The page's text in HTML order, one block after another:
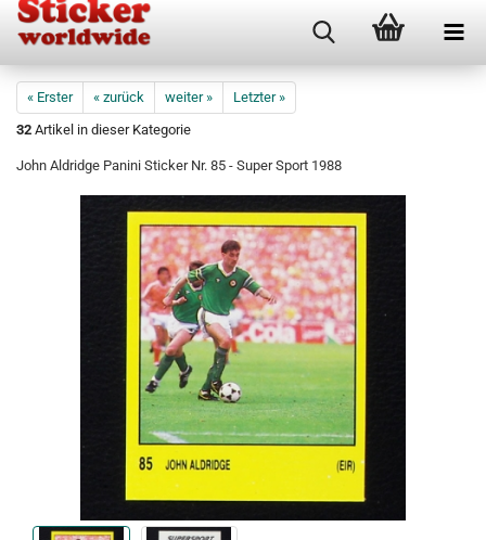
« Erster « zurück weiter »
Letzter »
32 Artikel in dieser Kategorie
John Aldridge Panini Sticker Nr. 85 - Super Sport 1988